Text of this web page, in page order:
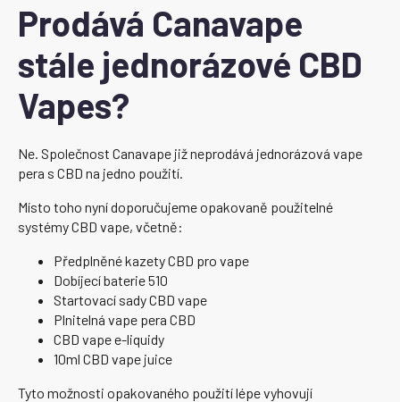
Prodává Canavape
stále jednorázové CBD
Vapes?
Ne. Společnost Canavape již neprodává jednorázová vape
pera s CBD na jedno použití.
Místo toho nyní doporučujeme opakovaně použitelné
systémy CBD vape, včetně:
Předplněné kazety CBD pro vape
Dobíjecí baterie 510
Startovací sady CBD vape
Plnitelná vape pera CBD
CBD vape e-liquidy
10ml CBD vape juice
Tyto možnosti opakovaného použití lépe vyhovují